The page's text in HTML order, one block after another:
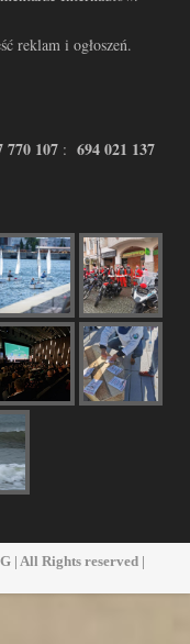
reklam i ogłoszeń.
770 107 : 694 021 137
| All Rights reserved |